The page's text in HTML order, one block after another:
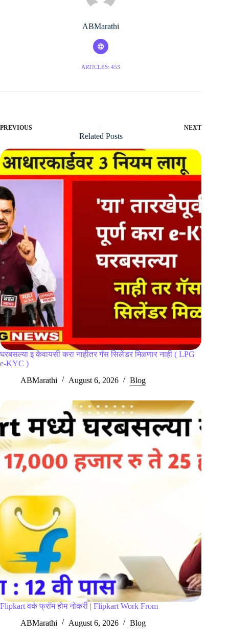
ABMarathi
ARTICLES: 453
PREVIOUS NEXT
Related Posts
घरबसल्या इ केवायसी करा नाहीतर गॅस सिलेंडर मिळणार नाही ( LPG
e-KYC )
ABMarathi
August 6, 2026 Blog
Flipkart वर्क फ्रॉम होम नोकरी | Flipkart Work From
ABMarathi
August 6, 2026 Blog